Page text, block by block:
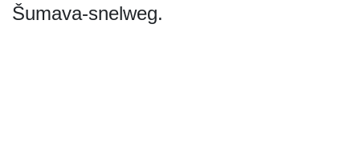
Šumava-snelweg.